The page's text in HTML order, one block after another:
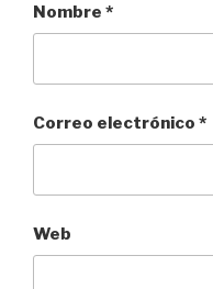
Nombre *
Correo electrónico *
Web